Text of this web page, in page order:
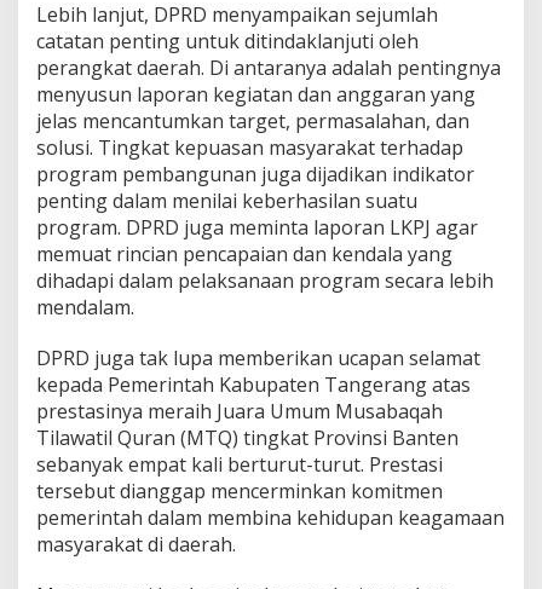
Lebih lanjut, DPRD menyampaikan sejumlah
catatan penting untuk ditindaklanjuti oleh
perangkat daerah. Di antaranya adalah pentingnya
menyusun laporan kegiatan dan anggaran yang
jelas mencantumkan target, permasalahan, dan
solusi. Tingkat kepuasan masyarakat terhadap
program pembangunan juga dijadikan indikator
penting dalam menilai keberhasilan suatu
program. DPRD juga meminta laporan LKPJ agar
memuat rincian pencapaian dan kendala yang
dihadapi dalam pelaksanaan program secara lebih
mendalam.
DPRD juga tak lupa memberikan ucapan selamat
kepada Pemerintah Kabupaten Tangerang atas
prestasinya meraih Juara Umum Musabaqah
Tilawatil Quran (MTQ) tingkat Provinsi Banten
sebanyak empat kali berturut-turut. Prestasi
tersebut dianggap mencerminkan komitmen
pemerintah dalam membina kehidupan keagamaan
masyarakat di daerah.